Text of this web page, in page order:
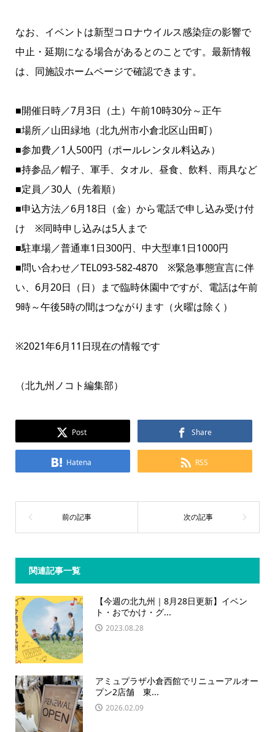
なお、イベントは新型コロナウイルス感染症の影響で
中止・延期になる場合があるとのことです。最新情報
は、 同施設ホームページで確認できます。
■開催日時／7月3日（土）午前10時30分～正午
■場所／山田緑地（北九州市小倉北区山田町）
■参加費／1人500円（ポールレンタル料込み）
■持参品／帽子、軍手、タオル、昼食、飲料、雨具など
■定員／30人（先着順）
■申込方法／6月18日（金）から電話で申し込み受け付
け ※同時申し込みは5人まで
■駐車場／普通車1日300円、中大型車1日1000円
■問い合わせ／TEL093-582-4870 ※緊急事態宣言に伴
い、6月20日（日）まで臨時休園中ですが、電話は午前
9時～午後5時の間はつながります（火曜は除く）
※2021年6月11日現在の情報です
（北九州ノコト編集部）
Post Share
Hatena RSS
関連記事一覧
【今週の北九州｜8月28日更新】イベン
ト・おでかけ・グ...
2023.08.28
アミュプラザ小倉西館でリニューアルオー
プン2店舗 東...
2026.02.09